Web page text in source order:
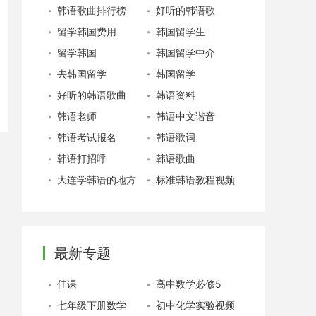
韩语歌曲排行榜
好听的韩语歌
留学韩国费用
韩国留学生
留学韩国
韩国留学中介
去韩国留学
韩国留学
好听的韩语歌曲
韩语资料
韩语老师
韩语中文谐音
韩语考试报名
韩语歌词
韩语打招呼
韩语歌曲
大连学韩语的地方
标准韩语教程视频
最新专题
佳课
高中数学必修5
七年级下册数学
初中化学实验视频